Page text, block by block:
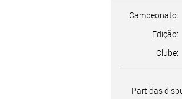
Campeonato:
Edição:
Clube:
Partidas